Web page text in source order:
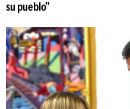
su pueblo"